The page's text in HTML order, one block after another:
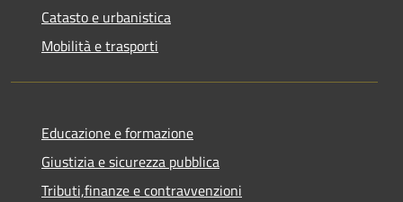
Catasto e urbanistica
Mobilità e trasporti
Educazione e formazione
Giustizia e sicurezza pubblica
Tributi,finanze e contravvenzioni